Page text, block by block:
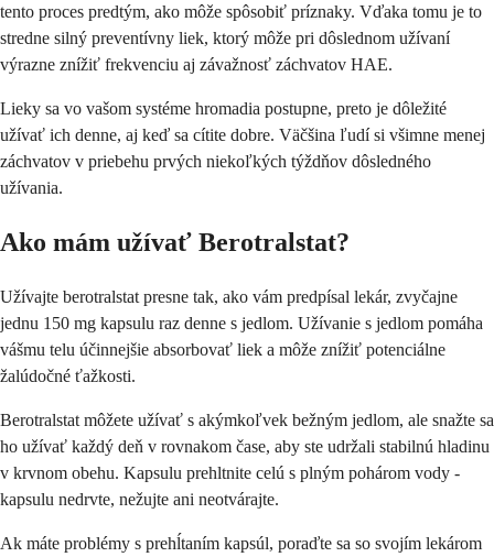
tento proces predtým, ako môže spôsobiť príznaky. Vďaka tomu je to
stredne silný preventívny liek, ktorý môže pri dôslednom užívaní
výrazne znížiť frekvenciu aj závažnosť záchvatov HAE.
Lieky sa vo vašom systéme hromadia postupne, preto je dôležité
užívať ich denne, aj keď sa cítite dobre. Väčšina ľudí si všimne menej
záchvatov v priebehu prvých niekoľkých týždňov dôsledného
užívania.
Ako mám užívať Berotralstat?
Užívajte berotralstat presne tak, ako vám predpísal lekár, zvyčajne
jednu 150 mg kapsulu raz denne s jedlom. Užívanie s jedlom pomáha
vášmu telu účinnejšie absorbovať liek a môže znížiť potenciálne
žalúdočné ťažkosti.
Berotralstat môžete užívať s akýmkoľvek bežným jedlom, ale snažte sa
ho užívať každý deň v rovnakom čase, aby ste udržali stabilnú hladinu
v krvnom obehu. Kapsulu prehltnite celú s plným pohárom vody -
kapsulu nedrvte, nežujte ani neotvárajte.
Ak máte problémy s prehĺtaním kapsúl, poraďte sa so svojím lekárom